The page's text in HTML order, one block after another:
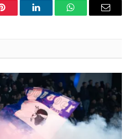
Pinterest LinkedInWhatsAppEmail